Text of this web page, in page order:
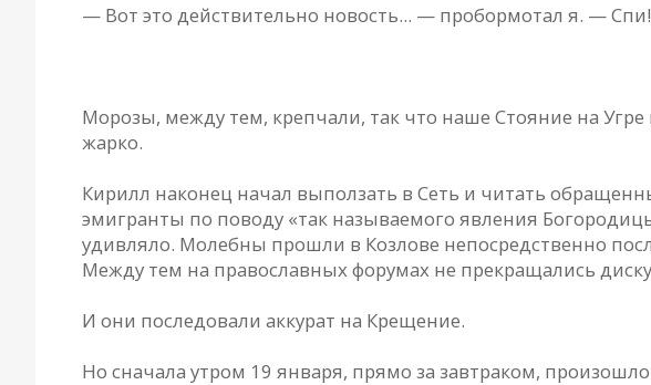
— Вот это действительно новость... — пробормотал я. — Спи!
Морозы, между тем, крепчали, так что наше Стояние на
жарко.
Кирилл наконец начал выползать в Сеть и читать
эмигранты по поводу «так называемого явления
удивляло. Молебны прошли в Козлове непосредственно
Между тем на православных форумах не прекращались
И они последовали аккурат на Крещение.
Но сначала утром 19 января, прямо за завтраком,